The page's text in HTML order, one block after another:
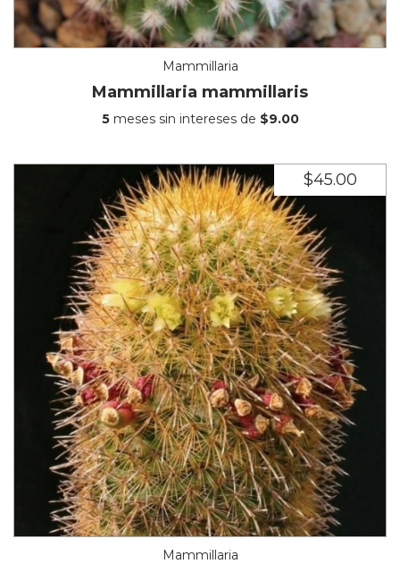
Mammillaria
Mammillaria mammillaris
5meses sin intereses de $9.00
$45.00
Mammillaria